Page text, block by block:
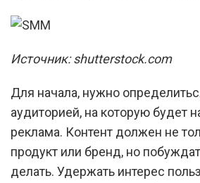
Источник: shutterstock.com
Для начала, нужно
аудиторией, на которую будет
реклама. Контент должен не
продукт или бренд, но
делать. Удержать интерес